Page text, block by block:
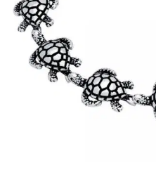
semipretioase
Bijuterii argint placat cu aur
Bijuterii argint cu diverse
materiale
Bijuterii argint cu murano
Bijuterii de Lux
Bijuterii gotice si rock
Bijuterii Handmade
Bijuterii fantezie
Casete si cutii de bijuterii